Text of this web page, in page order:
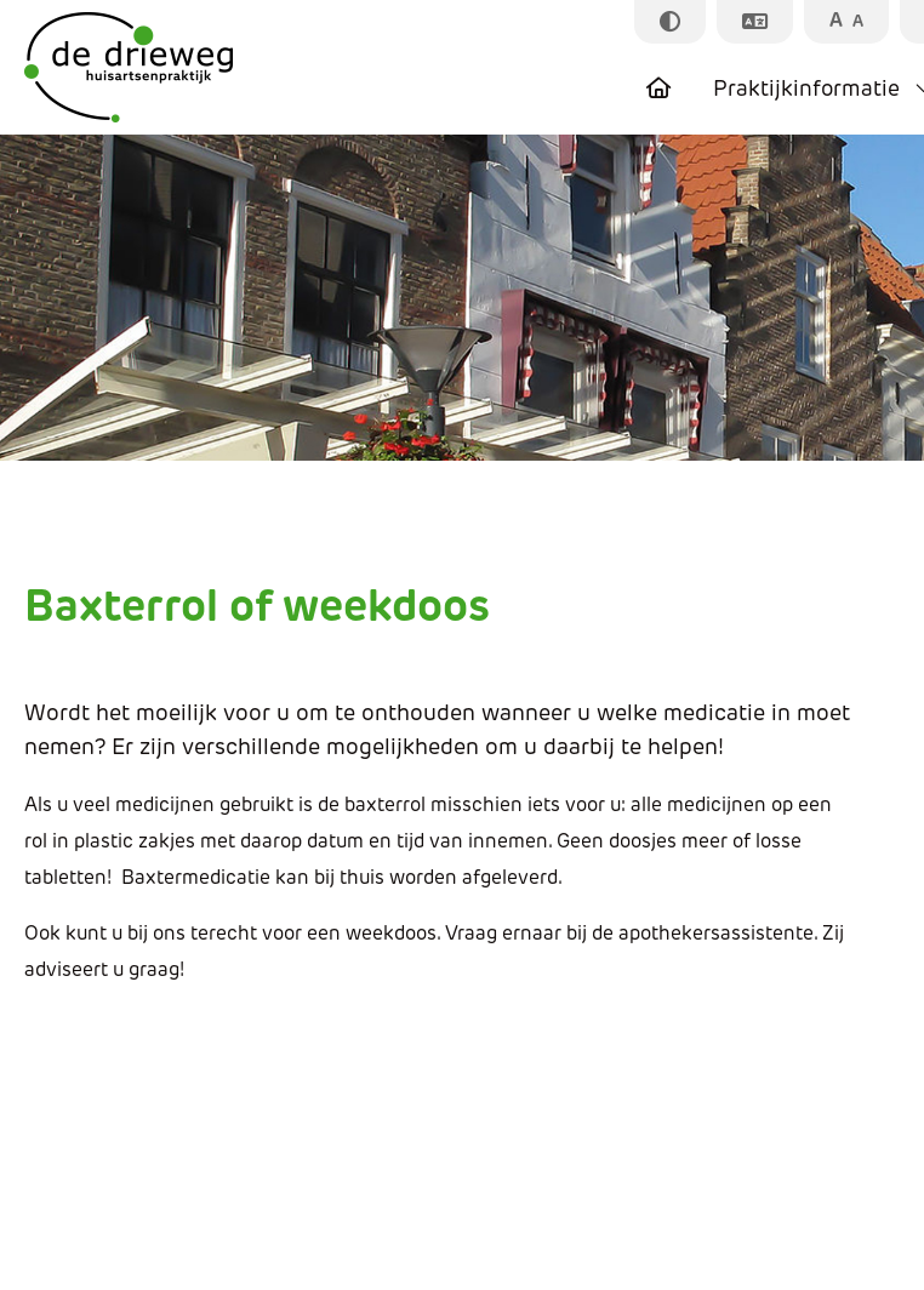
A A
Praktijkinformatie
Baxterrol of weekdoos
Wordt het moeilijk voor u om te onthouden wanneer u welke medicatie in moet
nemen? Er zijn verschillende mogelijkheden om u daarbij te helpen!
Als u veel medicijnen gebruikt is de baxterrol misschien iets voor u: alle medicijnen op een
rol in plastic zakjes met daarop datum en tijd van innemen. Geen doosjes meer of losse
tabletten! Baxtermedicatie kan bij thuis worden afgeleverd.
Ook kunt u bij ons terecht voor een weekdoos. Vraag ernaar bij de apothekersassistente. Zij
adviseert u graag!